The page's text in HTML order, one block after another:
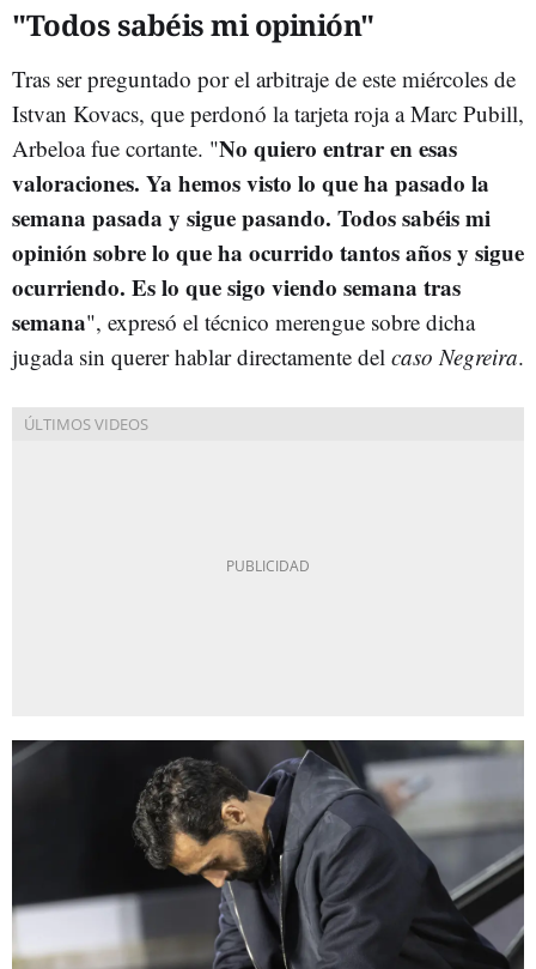
"Todos sabéis mi opinión"
Tras ser preguntado por el arbitraje de este miércoles de
Istvan Kovacs, que perdonó la tarjeta roja a Marc Pubill,
Arbeloa fue cortante. "No quiero entrar en esas
valoraciones. Ya hemos visto lo que ha pasado la
semana pasada y sigue pasando. Todos sabéis mi
opinión sobre lo que ha ocurrido tantos años y sigue
ocurriendo. Es lo que sigo viendo semana tras
semana", expresó el técnico merengue sobre dicha
jugada sin querer hablar directamente del caso Negreira.